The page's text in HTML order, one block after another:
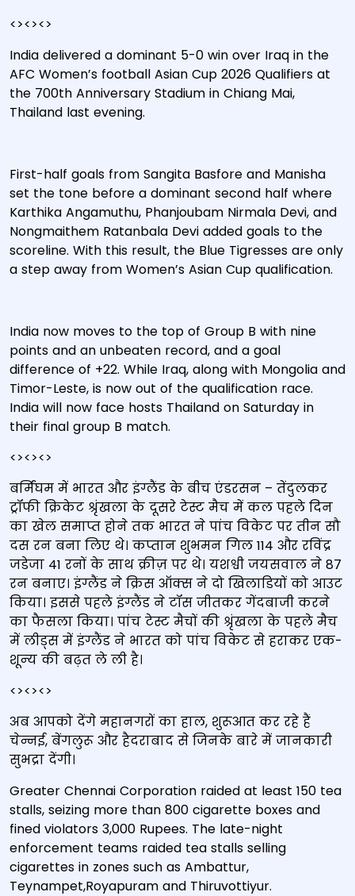
<><><>
India delivered a dominant 5-0 win over Iraq in the
AFC Women’s football Asian Cup 2026 Qualifiers at
the 700th Anniversary Stadium in Chiang Mai,
Thailand last evening.
First-half goals from Sangita Basfore and Manisha
set the tone before a dominant second half where
Karthika Angamuthu, Phanjoubam Nirmala Devi, and
Nongmaithem Ratanbala Devi added goals to the
scoreline. With this result, the Blue Tigresses are only
a step away from Women’s Asian Cup qualification.
India now moves to the top of Group B with nine
points and an unbeaten record, and a goal
difference of +22. While Iraq, along with Mongolia and
Timor-Leste, is now out of the qualification race.
India will now face hosts Thailand on Saturday in
their final group B match.
<><><>
बर्मिंघम में भारत और इंग्लैंड के बीच एंडरसन – तेंदुलकर
ट्रॉफी क्रिकेट श्रृंखला के दूसरे टेस्ट मैच में कल पहले दिन
का खेल समाप्त होने तक भारत ने पांच विकेट पर तीन सौ
दस रन बना लिए थे। कप्तान शुभमन गिल 114 और रविंद्र
जडेजा 41 रनों के साथ क्रीज़ पर थे। यशश्वी जयसवाल ने 87
रन बनाए। इंग्लैंड ने क्रिस ऑक्स ने दो खिलाडियों को आउट
किया। इससे पहले इंग्लैंड ने टॉस जीतकर गेंदबाजी करने
का फैसला किया। पांच टेस्ट मैचों की श्रृंखला के पहले मैच
में लीड्स में इंग्लैंड ने भारत को पांच विकेट से हराकर एक-
शून्‍य की बढ़त ले ली है।
<><><>
अब आपको देंगे महानगरों का हाल, शुरूआत कर रहे हैं
चेन्नई, बेंगलुरू और हैदराबाद से जिनके बारे में जानकारी
सुभद्रा देंगी।
Greater Chennai Corporation raided at least 150 tea
stalls, seizing more than 800 cigarette boxes and
fined violators 3,000 Rupees. The late-night
enforcement teams raided tea stalls selling
cigarettes in zones such as Ambattur,
Teynampet,Royapuram and Thiruvottiyur.